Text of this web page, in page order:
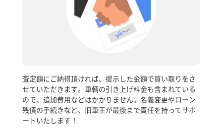
査定額にご納得頂ければ、提示した金額で買い取りをさ
せていただきます。車輌の引き上げ料金も含まれている
ので、追加費用などはかかりません。名義変更やローン
残債の手続きなど、旧車王が最後まで責任を持ってサポ
ートいたします！